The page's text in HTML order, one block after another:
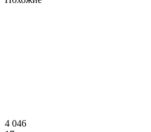
4 046